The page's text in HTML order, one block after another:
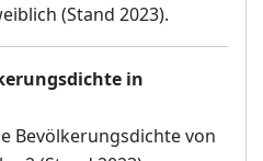
(Stand 2023).
in
Bevölkerungsdichte von